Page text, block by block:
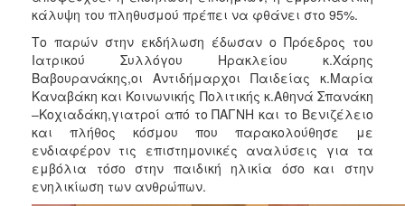
κάλυψη του πληθυσμού πρέπει να φθάνει στο 95%.
Το παρών στην εκδήλωση έδωσαν ο Πρόεδρος του
Ιατρικού Συλλόγου Ηρακλείου κ.Χάρης
Βαβουρανάκης,οι Αντιδήμαρχοι Παιδείας κ.Μαρία
Καναβάκη και Κοινωνικής Πολιτικής κ.Αθηνά Σπανάκη
–Κοχιαδάκη,γιατροί από το ΠΑΓΝΗ και το Βενιζέλειο
και πλήθος κόσμου που παρακολούθησε με
ενδιαφέρον τις επιστημονικές αναλύσεις για τα
εμβόλια τόσο στην παιδική ηλικία όσο και στην
ενηλικίωση των ανθρώπων.